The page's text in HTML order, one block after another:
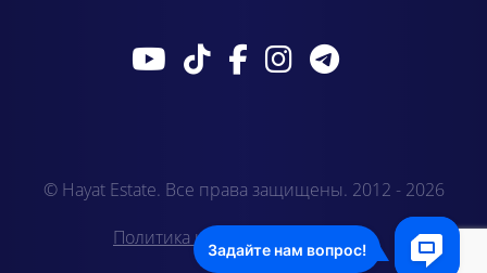
© Hayat Estate. Все права защищены. 2012 - 2026
Политика конфиденциальности